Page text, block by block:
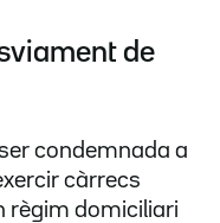
de
condemnada a
càrrecs
règim domiciliari